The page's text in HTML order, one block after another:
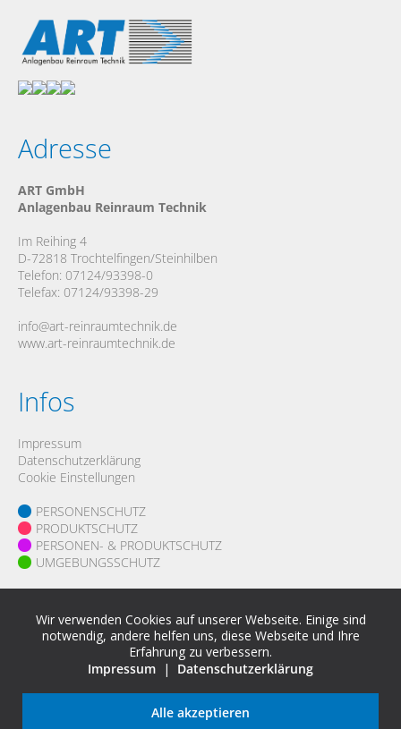
Adresse
ART GmbH
Anlagenbau Reinraum Technik
Im Reihing 4
D-72818 Trochtelfingen/Steinhilben
Telefon: 07124/93398-0
Telefax: 07124/93398-29
info@art-reinraumtechnik.de
www.art-reinraumtechnik.de
Infos
Impressum
Datenschutzerklärung
Cookie Einstellungen
PERSONENSCHUTZ
PRODUKTSCHUTZ
PERSONEN- & PRODUKTSCHUTZ
UMGEBUNGSSCHUTZ
Karriere
Wir verwenden Cookies auf unserer Webseite. Einige sind
notwendig, andere helfen uns, diese Webseite und Ihre
Erfahrung zu verbessern.
Impressum | Datenschutzerklärung
Alle akzeptieren